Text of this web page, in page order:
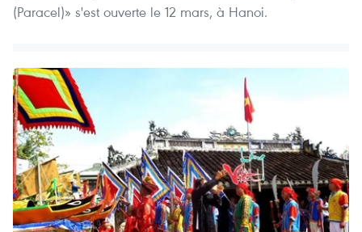
(Paracel)» s'est ouverte le 12 mars, à Hanoi.